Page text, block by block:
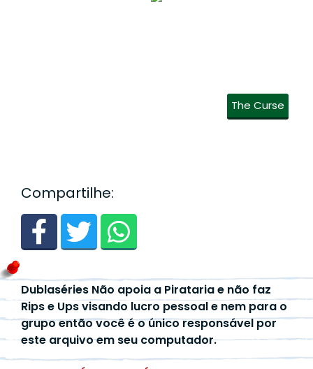
The Curse
Compartilhe:
Dublaséries Não apoia a Pirataria e não faz
Rips e Ups visando lucro pessoal e nem para o
grupo então você é o único responsável por
este arquivo em seu computador.